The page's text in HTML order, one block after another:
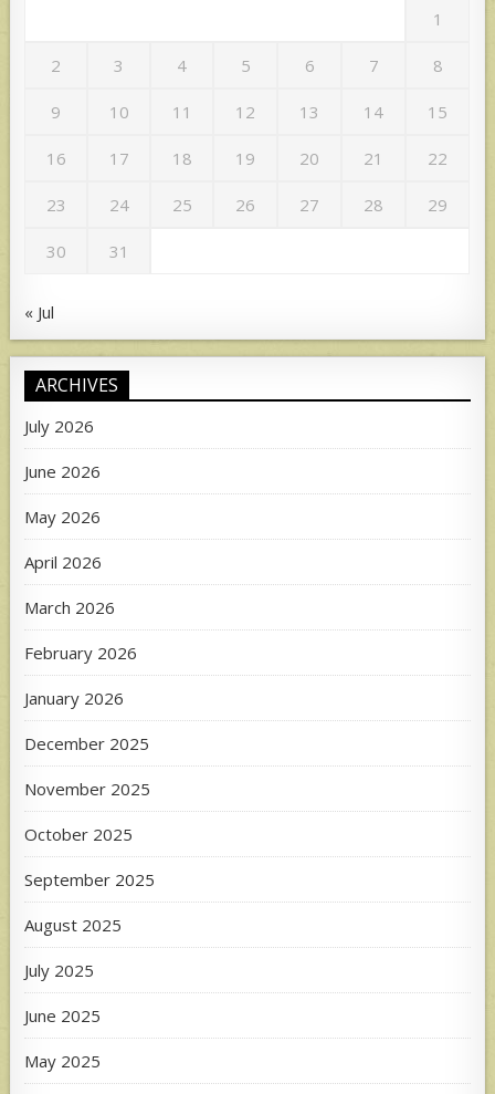
1
2 3 4 5 6 7 8
9 10 11 12 13 14 15
16 17 18 19 20 21 22
23 24 25 26 27 28 29
30 31
« Jul
ARCHIVES
July 2026
June 2026
May 2026
April 2026
March 2026
February 2026
January 2026
December 2025
November 2025
October 2025
September 2025
August 2025
July 2025
June 2025
May 2025